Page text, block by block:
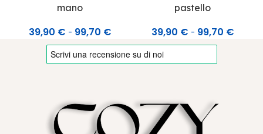
mano
39,90 € - 99,70 €
pastello
39,90 € - 99,70 €